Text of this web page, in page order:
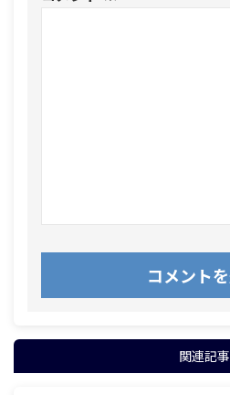
関連記事